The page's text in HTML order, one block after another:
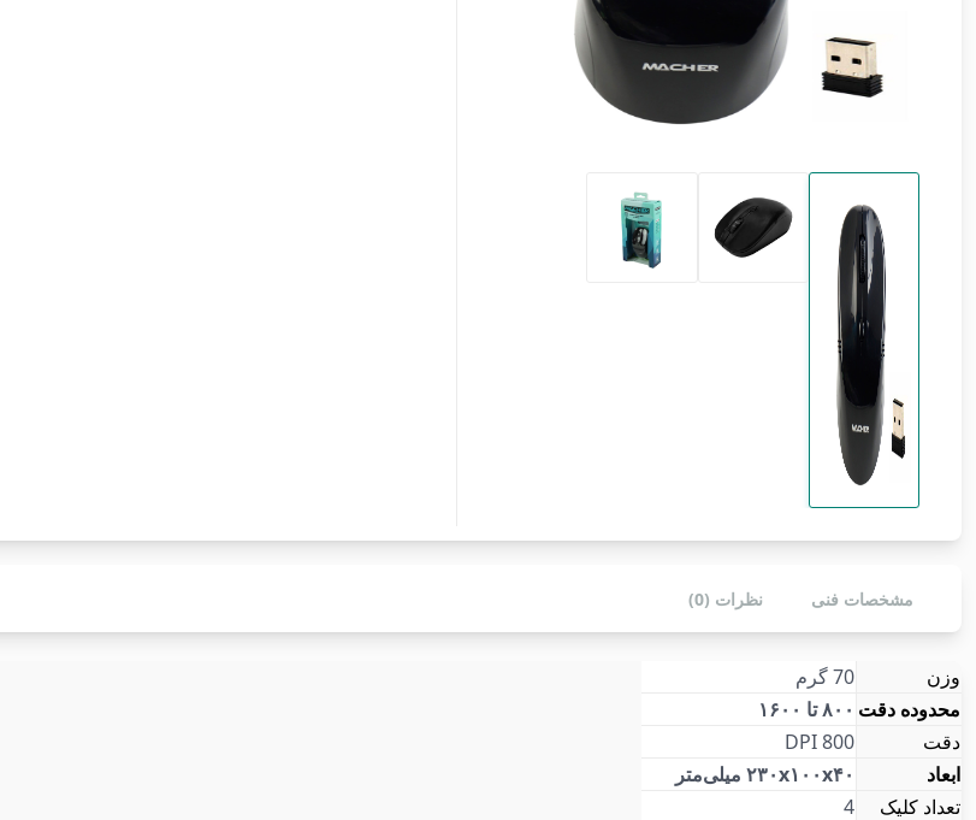
مشخصات فنی نظرات (0)
وزن
70 گرم
محدوده دقت ۸۰۰ تا ۱۶۰۰
دقت
800 DPI
ابعاد
۲۳۰x۱۰۰x۴۰ میلی‌متر
تعداد کلیک
4